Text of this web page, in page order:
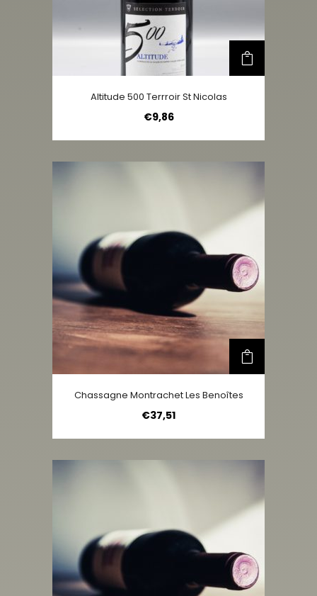
Altitude 500 Terrroir St Nicolas
€9,86
Chassagne Montrachet Les Benoîtes
€37,51